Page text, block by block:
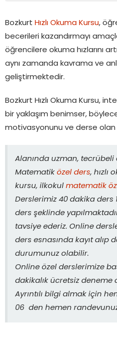
Bozkurt Hızlı Okuma Kursu,
becerileri kazandırmayı
öğrencilere okuma hızlarını
aynı zamanda kavrama ve
geliştirmektedir.
Bozkurt Hızlı Okuma Kursu,
bir yaklaşım benimser,
motivasyonunu ve derse olan
Alanında uzman,
Matematik özel ders, hızlı
kursu, ilkokul matematik
Derslerimiz 40 dakika ders
ders şeklinde
tavsiye ederiz. Online
ders esnasında kayıt alıp
durumunuz olabilir.
Online özel derslerimize
dakikalık ücretsiz deneme
Ayrıntılı bilgi almak için
06 den hemen